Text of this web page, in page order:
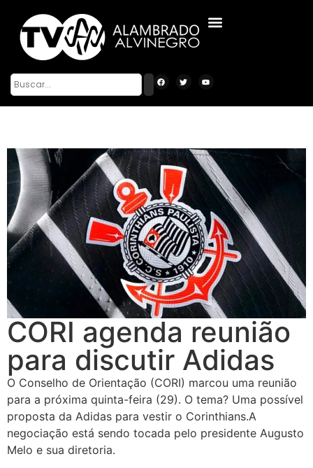
CORI agenda reunião
para discutir Adidas
O Conselho de Orientação (CORI) marcou uma reunião
para a próxima quinta-feira (29). O tema? Uma possível
proposta da Adidas para vestir o Corinthians.A
negociação está sendo tocada pelo presidente Augusto
Melo e sua diretoria.